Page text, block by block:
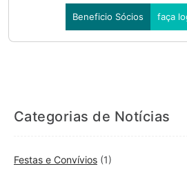
Beneficio Sócios faça
Categorias de Notícias
Festas e Convívios (1)